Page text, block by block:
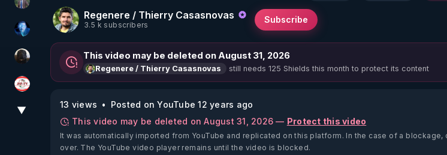
Nicolas BOUVIER
AH2020
TrueMedia
JSF - TV
▼
Regenere / Thierry Casasnovas
3.5 k subscribers
Subscribe
This video may be deleted on August 31, 2026
Regenere / Thierry Casasnovas still needs 125 Shields this month to protect its content
13 views
Posted on YouTube 12 years ago
This video may be deleted on August 31, 2026 — Protect this video
It was automatically imported from YouTube and replicated on this platform. In the case of a blockage,
over. The YouTube video player remains until the video is blocked.